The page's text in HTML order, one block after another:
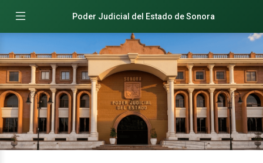
Poder Judicial del Estado de Sonora